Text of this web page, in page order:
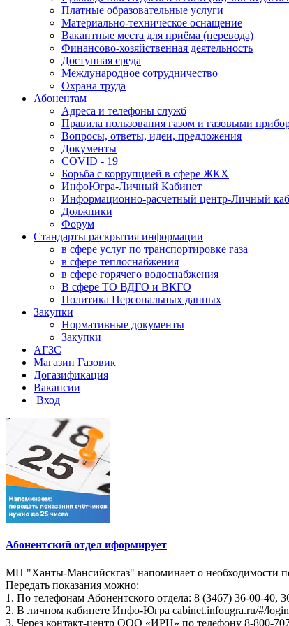
Платные образовательные услуги
Материально-техническое оснащение
Вакантные места для приёма (перевода)
Финансово-хозяйственная деятельность
Доступная среда
Международное сотрудничество
Охрана труда
Абонентам
Адреса и телефоны служб
Правила пользования газом и газовыми
Вопросы, ответы, идеи, предложения
Документы
COVID - 19
Борьба с коррупцией в сфере ЖКХ
ИнфоЮгра-Личный Кабинет
Информационно-расчетный центр-Личный
Должники
Форум
Стандарты раскрытия информации
в сфере услуг по транспортировке газа
в сфере теплоснабжения
в сфере горячего водоснабжения
В сфере ТО ВДГО и ВКГО
Политика Персональных данных
Закупки
Нормативные документы
Закупки
АГЗС
Магазин Газовик
Догазификация
Вакансии
Вход
Абонентский отдел иформирует
МП "Ханты-Мансийскгаз" напоминает о необходимости
Передать показания можно:
1. По телефонам Абонентского отдела: 8 (3467) 36-00-40,
2. В личном кабинете Инфо-Югра cabinet.infougra.ru/#/login
3. Через контакт-центр ООО «ИРЦ» по телефону 8-800-